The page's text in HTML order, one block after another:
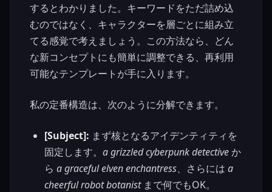
するとわかりました。キーワードをただ詰め込
むのではなく、キャラクターを層ごとに組み立
てる感覚で考えましょう。この方法なら、どん
な新コンセプトにも簡単に調整できる、再利用
可能なテンプレートが手に入ります。
私の定番構造は、次のように分解できます。
[Subject]: まず核となるアイデンティティを
固定します。 a grizzled cyberpunk detectiveか
ら a graceful elven enchantress、さらには a
cheerful robot botanistまで何でもOK。